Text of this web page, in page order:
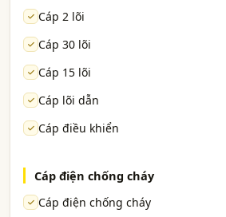
Cáp 2 lõi
Cáp 30 lõi
Cáp 15 lõi
Cáp lõi dẫn
Cáp điều khiển
Cáp điện chống cháy
Cáp điện chống cháy